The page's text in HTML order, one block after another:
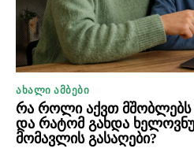
ᲐᲮᲐᲚᲘ ᲐᲛᲑᲔᲑᲘ
რა როლი აქვთ მშობლებს
და რატომ გახდა
მომავლის გასაღები?